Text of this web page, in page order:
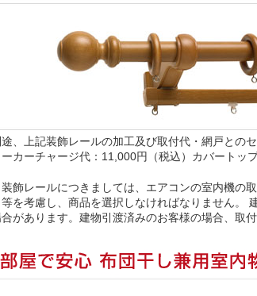
、上記装飾レールの加工及び取付代・網戸との
ーチャージ代：11,000円（税込）カバートップ
飾レールにつきましては、エアコンの室内機の
を考慮し、商品を選択しなければなりません。
があります。建物引渡済みのお客様の場合、取